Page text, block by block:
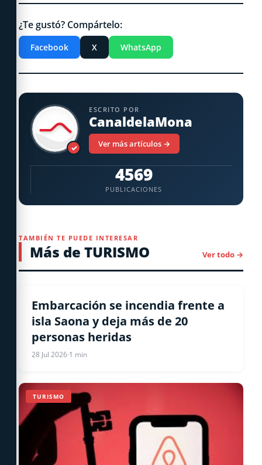
¿Te gustó? Compártelo:
Facebook X WhatsApp
✓
ESCRITO POR
CanaldelaMona
Ver más artículos →
4569
PUBLICACIONES
TAMBIÉN TE PUEDE INTERESAR
Más de TURISMO Ver todo →
BAYAHIBE
Embarcación se incendia frente a
isla Saona y deja más de 20
personas heridas
28 Jul 2026·1 min
TURISMO